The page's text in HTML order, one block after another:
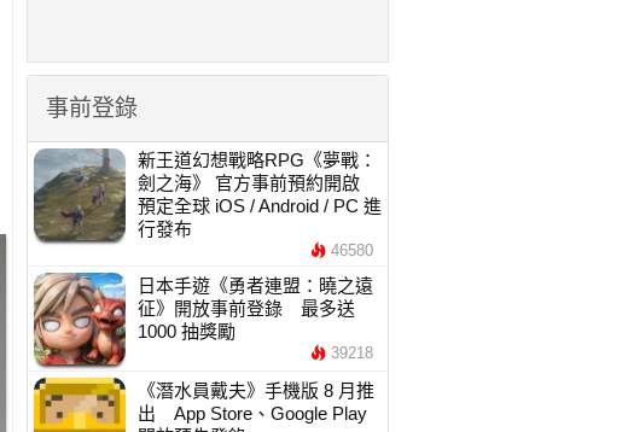
事前登錄
新王道幻想戰略RPG《夢戰：
劍之海》 官方事前預約開啟
預定全球 iOS / Android / PC 進
行發布
46580
日本手遊《勇者連盟：曉之遠
征》開放事前登錄 最多送
1000 抽獎勵
39218
《潛水員戴夫》手機版 8 月推
出 App Store、Google Play